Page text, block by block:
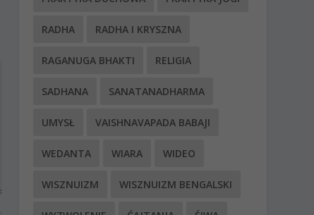
RADHA RADHA I KRYSZNA
RAGANUGA BHAKTI RELIGIA
SADHANA SANATANADHARMA
UMYSŁ VAISHNAVAPADA BABAJI
WEDANTA WIARA WIDEO
WISZNUIZM WISZNUIZM BENGALSKI